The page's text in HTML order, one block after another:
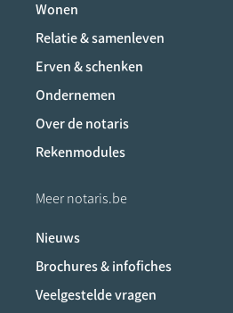
Wonen
Relatie & samenleven
Erven & schenken
Ondernemen
Over de notaris
Rekenmodules
Meer notaris.be
Nieuws
Brochures & infofiches
Veelgestelde vragen